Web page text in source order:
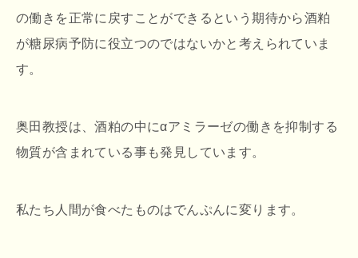
の働きを正常に戻すことができるという期待から酒粕
が糖尿病予防に役立つのではないかと考えられていま
す。
奥田教授は、酒粕の中にαアミラーゼの働きを抑制する
物質が含まれている事も発見しています。
私たち人間が食べたものはでんぷんに変ります。